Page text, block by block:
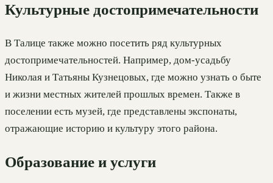
Культурные достопримечательности
В Талице также можно посетить ряд культурных
достопримечательностей. Например, дом-усадьбу
Николая и Татьяны Кузнецовых, где можно узнать о быте
и жизни местных жителей прошлых времен. Также в
поселении есть музей, где представлены экспонаты,
отражающие историю и культуру этого района.
Образование и услуги